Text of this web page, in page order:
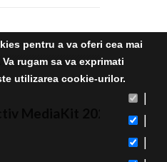
MediaKit 2020
pentru a va oferi cea mai
rugam sa va exprimati
utilizarea cookie-urilor.